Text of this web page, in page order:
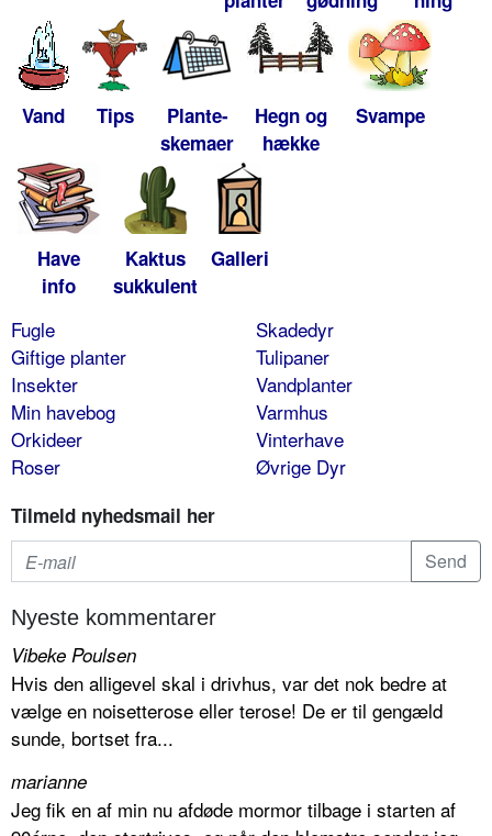
Vand Tips
Plante-
skemaer
Hegn og
hække
Svampe
Have
info
Kaktus
sukkulent
Galleri
Fugle
Giftige planter
Insekter
Min havebog
Orkideer
Roser
Skadedyr
Tulipaner
Vandplanter
Varmhus
Vinterhave
Øvrige Dyr
Tilmeld nyhedsmail her
Nyeste kommentarer
Vibeke Poulsen
Hvis den alligevel skal i drivhus, var det nok bedre at
vælge en noisetterose eller terose! De er til gengæld
sunde, bortset fra...
marianne
Jeg fik en af min nu afdøde mormor tilbage i starten af